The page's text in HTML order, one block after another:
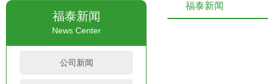
福泰新闻
News Center
公司新闻
福泰新闻